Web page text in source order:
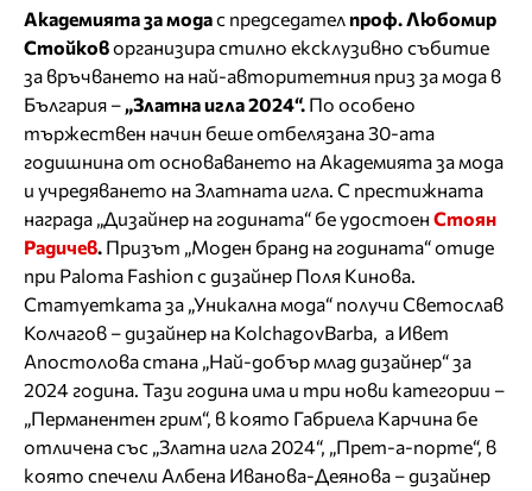
Академията за модас председател проф. Любомир
Стойковорганизира стилно ексклузивно събитие
за връчването на най-авторитетния приз за мода в
България – „Златна игла 2024“. По особено
тържествен начин беше отбелязана 30-ата
годишнина от основаването на Академията за мода
и учредяването на Златната игла. С престижната
награда „Дизайнер на годината“ бе удостоен Стоян
Радичев. Призът „Моден бранд на годината“ отиде
при Paloma Fashion с дизайнер Поля Кинова.
Статуетката за „Уникална мода“ получи Светослав
Колчагов – дизайнер на KolchagovBarba, а Ивет
Апостолова стана „Най-добър млад дизайнер“ за
2024 година. Тази година има и три нови категории –
„Перманентен грим“, в която Габриела Карчина бе
отличена със „Златна игла 2024“, „Прет-а-порте“, в
която спечели Албена Иванова-Деянова – дизайнер